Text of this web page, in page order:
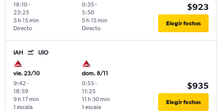
18:10-
23:25
Directo
5 h 15 min
0:35-
5:50
Directo
5 h 15 min
$923
Elegir fechas
IAH UIO
vie. 23/10
9:42-
18:59
1 escala
9 h 17 min
dom. 8/11
0:55-
11:25
1 escala
11 h 30 min
$935
Elegir fechas